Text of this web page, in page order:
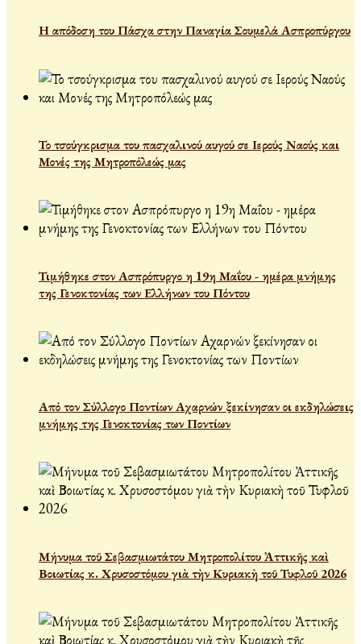
Η απόδοση του Πάσχα στην Παναγία Σουμελά Ασπροπύργου
Το τσούγκρισμα του πασχαλινού αυγού σε Ιερούς Ναούς και
Μονές της Μητροπόλεώς μας
Τιμήθηκε στον Ασπρόπυργο η 19η Μαΐου - ημέρα μνήμης
της Γενοκτονίας των Ελλήνων του Πόντου
Από τον Σύλλογο Ποντίων Αχαρνών ξεκίνησαν οι εκδηλώσεις
μνήμης της Γενοκτονίας των Ποντίων
Μήνυμα τοῦ Σεβασμιωτάτου Μητροπολίτου Ἀττικῆς καὶ
Βοιωτίας κ. Χρυσοστόμου γιὰ τὴν Κυριακὴ τοῦ Τυφλοῦ 2026